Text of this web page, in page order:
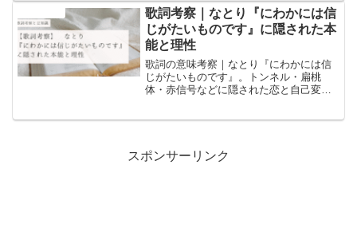
けします。
歌詞考察｜なとり『にわかには信
じがたいものです』に隠された本
能と理性
歌詞の意味考察｜なとり『にわかには信
じがたいものです』。トンネル・扁桃
体・赤信号などに隠された恋と自己変容
スポンサーリンク